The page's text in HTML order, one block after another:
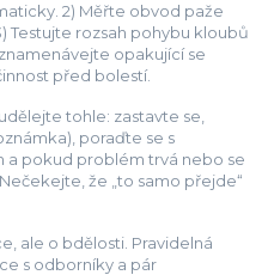
2) Měřte obvod paže
Testujte rozsah pohybu kloubů
opakující se
před bolestí.
tohle: zastavte se,
poraďte se s
pokud problém trvá nebo se
že „to samo přejde“
ale o bdělosti. Pravidelná
s odborníky a pár